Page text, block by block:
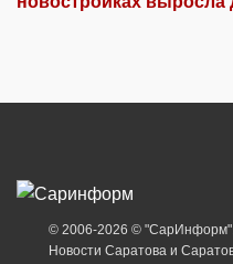
© 2006-2026 ©
Новости Саратова и